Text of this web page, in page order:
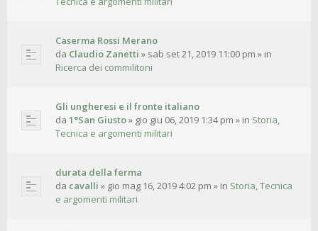
Caserma Rossi Merano
da Claudio Zanetti » sab set 21, 2019 11:00 pm » in
Ricerca dei commilitoni
Gli ungheresi e il fronte italiano
da 1°San Giusto» gio giu 06, 2019 1:34 pm » in Storia,
Tecnica e argomenti militari
durata della ferma
da cavalli » gio mag 16, 2019 4:02 pm » in Storia, Tecnica
e argomenti militari